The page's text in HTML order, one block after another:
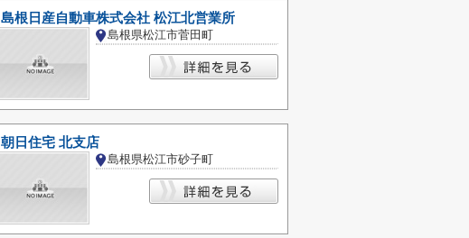
島根日産自動車株式会社 松江北営業所
島根県松江市菅田町
朝日住宅 北支店
島根県松江市砂子町